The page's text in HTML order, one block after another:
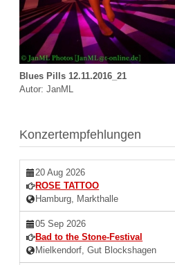
Blues Pills 12.11.2016_21
Autor: JanML
Konzertempfehlungen
20 Aug 2026
ROSE TATTOO
Hamburg, Markthalle
05 Sep 2026
Bad to the Stone-Festival
Mielkendorf, Gut Blockshagen